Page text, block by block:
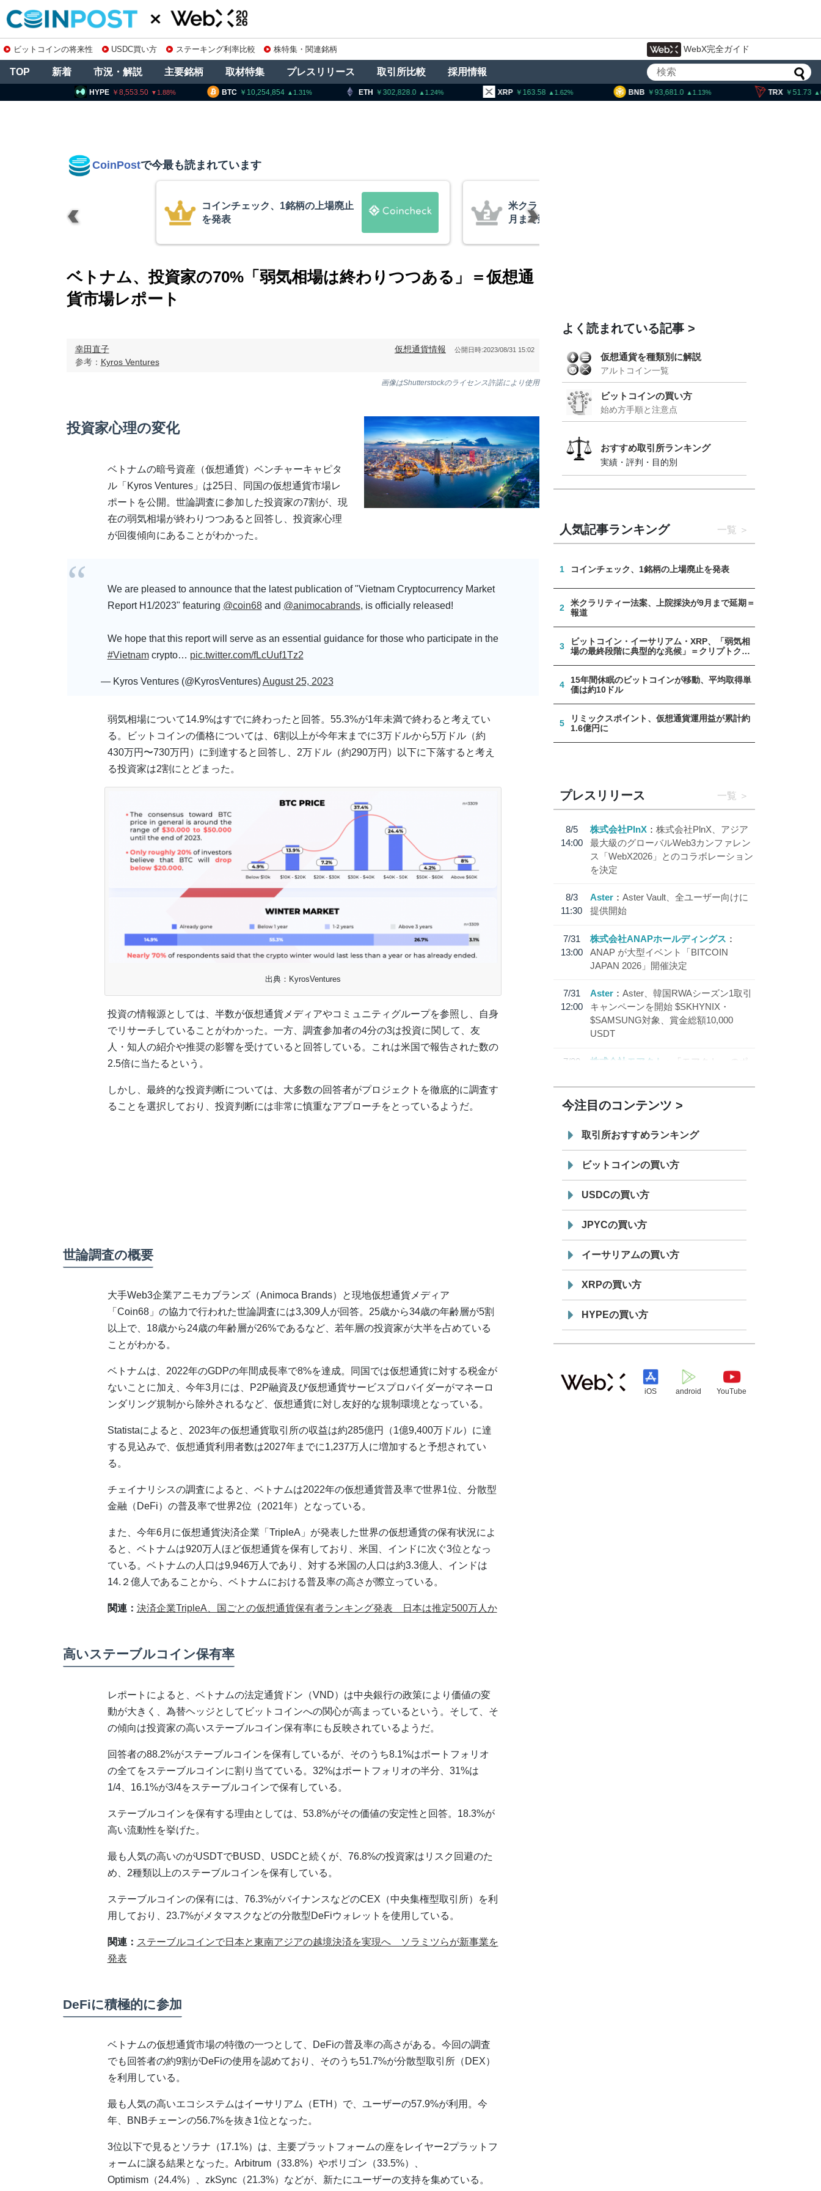
ビットコインの将来性 USDC買い方 ステーキング利率比較 株特集・関連銘柄 WebX完全ガイド
TOP 新着 市況・解説 主要銘柄 取材特集 プレスリリース 取引所比較 採用情報
BTC 10,254,854 ETH 302,828.0 XRP 163.58 BNB 93,681.0 TRX 51.73 SOL
CoinPostで今最も読まれています
米クラリティー法案、上院採決が9
月まで延期＝報道
ビットコイン・イーサリアム・
XRP、「弱気相場の最終段階に典型
ベトナム、投資家の70%「弱気相場は終わりつつある」＝仮想通
貨市場レポート
幸田直子
参考： Kyros Ventures
仮想通貨情報 公開日時:2023/08/31 15:02
画像はShutterstockのライセンス許諾により使用
投資家心理の変化
ベトナムの暗号資産（仮想通貨）ベンチャーキャピタ
ル「Kyros Ventures」は25日、同国の仮想通貨市場レ
ポートを公開。世論調査に参加した投資家の7割が、現
在の弱気相場が終わりつつあると回答し、投資家心理
が回復傾向にあることがわかった。
We are pleased to announce that the latest publication of "Vietnam Cryptocurrency Market
Report H1/2023" featuring @coin68and @animocabrands, is officially released!
We hope that this report will serve as an essential guidance for those who participate in the
#Vietnamcrypto… pic.twitter.com/fLcUuf1Tz2
— Kyros Ventures (@KyrosVentures)August 25, 2023
弱気相場について14.9%はすでに終わったと回答。55.3%が1年未満で終わると考えてい
る。ビットコインの価格については、6割以上が今年末までに3万ドルから5万ドル（約
430万円〜730万円）に到達すると回答し、2万ドル（約290万円）以下に下落すると考え
る投資家は2割にとどまった。
出典：KyrosVentures
投資の情報源としては、半数が仮想通貨メディアやコミュニティグループを参照し、自身
でリサーチしていることがわかった。一方、調査参加者の4分の3は投資に関して、友
人・知人の紹介や推奨の影響を受けていると回答している。これは米国で報告された数の
2.5倍に当たるという。
しかし、最終的な投資判断については、大多数の回答者がプロジェクトを徹底的に調査す
ることを選択しており、投資判断には非常に慎重なアプローチをとっているようだ。
世論調査の概要
大手Web3企業アニモカブランズ（Animoca Brands）と現地仮想通貨メディア
「Coin68」の協力で行われた世論調査には3,309人が回答。25歳から34歳の年齢層が5割
以上で、18歳から24歳の年齢層が26%であるなど、若年層の投資家が大半を占めている
ことがわかる。
ベトナムは、2022年のGDPの年間成長率で8%を達成。同国では仮想通貨に対する税金が
ないことに加え、今年3月には、P2P融資及び仮想通貨サービスプロバイダーがマネーロ
ンダリング規制から除外されるなど、仮想通貨に対し友好的な規制環境となっている。
Statistaによると、2023年の仮想通貨取引所の収益は約285億円（1億9,400万ドル）に達
する見込みで、仮想通貨利用者数は2027年までに1,237万人に増加すると予想されてい
る。
チェイナリシスの調査によると、ベトナムは2022年の仮想通貨普及率で世界1位、分散型
金融（DeFi）の普及率で世界2位（2021年）となっている。
また、今年6月に仮想通貨決済企業「TripleA」が発表した世界の仮想通貨の保有状況によ
ると、ベトナムは920万人ほど仮想通貨を保有しており、米国、インドに次ぐ3位となっ
ている。ベトナムの人口は9,946万人であり、対する米国の人口は約3.3億人、インドは
14.２億人であることから、ベトナムにおける普及率の高さが際立っている。
関連： 決済企業TripleA、国ごとの仮想通貨保有者ランキング発表 日本は推定500万人か
高いステーブルコイン保有率
レポートによると、ベトナムの法定通貨ドン（VND）は中央銀行の政策により価値の変
動が大きく、為替ヘッジとしてビットコインへの関心が高まっているという。そして、そ
の傾向は投資家の高いステーブルコイン保有率にも反映されているようだ。
回答者の88.2%がステーブルコインを保有しているが、そのうち8.1%はポートフォリオ
の全てをステーブルコインに割り当てている。32%はポートフォリオの半分、31%は
1/4、16.1%が3/4をステーブルコインで保有している。
ステーブルコインを保有する理由としては、53.8%がその価値の安定性と回答。18.3%が
高い流動性を挙げた。
最も人気の高いのがUSDTでBUSD、USDCと続くが、76.8%の投資家はリスク回避のた
め、2種類以上のステーブルコインを保有している。
ステーブルコインの保有には、76.3%がバイナンスなどのCEX（中央集権型取引所）を利
用しており、23.7%がメタマスクなどの分散型DeFiウォレットを使用している。
関連： ステーブルコインで日本と東南アジアの越境決済を実現へ ソラミツらが新事業を
発表
DeFiに積極的に参加
ベトナムの仮想通貨市場の特徴の一つとして、DeFiの普及率の高さがある。今回の調査
でも回答者の約9割がDeFiの使用を認めており、そのうち51.7%が分散型取引所（DEX）
を利用している。
最も人気の高いエコシステムはイーサリアム（ETH）で、ユーザーの57.9%が利用。今
年、BNBチェーンの56.7%を抜き1位となった。
3位以下で見るとソラナ（17.1%）は、主要プラットフォームの座をレイヤー2プラットフ
ォームに譲る結果となった。Arbitrum（33.8%）やポリゴン（33.5%）、
Optimism（24.4%）、zkSync（21.3%）などが、新たにユーザーの支持を集めている。
よく読まれている記事
仮想通貨を種類別に解説
アルトコイン一覧
ビットコインの買い方
始め方手順と注意点
おすすめ取引所ランキング
実績・評判・目的別
人気記事ランキング 一覧
1 コインチェック、1銘柄の上場廃止を発表
2
米クラリティー法案、上院採決が9月まで延期＝
報道
3
ビットコイン・イーサリアム・XRP、「弱気相
場の最終段階に典型的な兆候」＝クリプトクア
4
15年間休眠のビットコインが移動、平均取得単
価は約10ドル
5
リミックスポイント、仮想通貨運用益が累計約
1.6億円に
プレスリリース 一覧
8/5
14:00
株式会社PlnX
株式会社PlnX、アジア
最大級のグローバルWeb3カンファレン
ス「WebX2026」とのコラボレーション
を決定
8/3
11:30
Aster
Aster Vault、全ユーザー向けに
提供開始
7/31
13:00
株式会社ANAPホールディングス
ANAP が大型イベント「BITCOIN
JAPAN 2026」開催決定
7/31
12:00
Aster
Aster、韓国RWAシーズン1取引
キャンペーンを開始 $SKHYNIX・
$SAMSUNG対象、賞金総額10,000
USDT
7/30
株式会社モアクト
「モアクト」 のポ
「 JPYC」を追加
19:30
てステーブルコイン「JPYSC」徹底解
説セミナーを開催
今注目のコンテンツ
取引所おすすめランキング
ビットコインの買い方
USDCの買い方
JPYCの買い方
イーサリアムの買い方
XRPの買い方
HYPEの買い方
iOS android YouTube